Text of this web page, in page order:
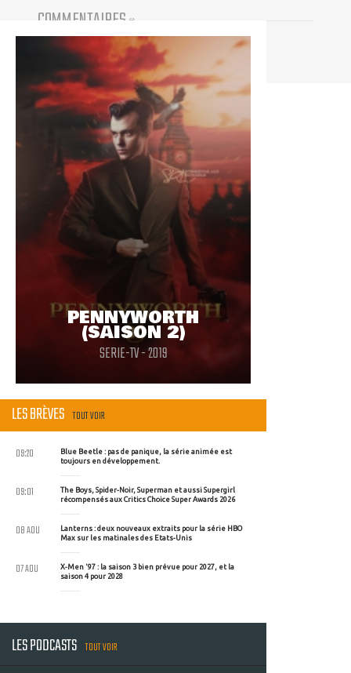
COMMENTAIRES (0)
Vous devez être connecté pour participer
PENNYWORTH
(SAISON 2)
SERIE-TV - 2019
LES BRÈVES TOUT VOIR
Blue Beetle : pas de panique, la série animée est
toujours en développement.
09:20
The Boys, Spider-Noir, Superman et aussi Supergirl
récompensés aux Critics Choice Super Awards 2026
09:01
Lanterns : deux nouveaux extraits pour la série HBO
Max sur les matinales des Etats-Unis
08 AOU
X-Men '97 : la saison 3 bien prévue pour 2027, et la
saison 4 pour 2028
07 AOU
LES PODCASTS TOUT VOIR